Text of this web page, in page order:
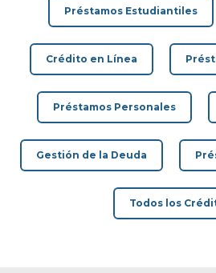
Préstamos Estudiantiles
Crédito en Línea
Préstamos Personales
Gestión de la Deuda
Todos los